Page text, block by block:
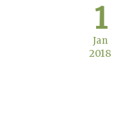
1
Jan
2018